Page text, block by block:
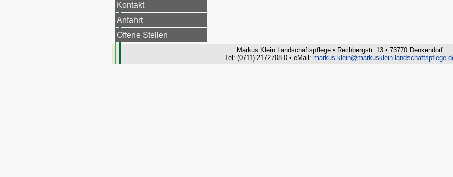
Kontakt
Anfahrt
Offene Stellen
Markus Klein Landschaftspflege • Rechbergstr. 13 • 73770 Denkendorf
Tel: (0711) 2172708-0 • eMail: markus.klein@markusklein-